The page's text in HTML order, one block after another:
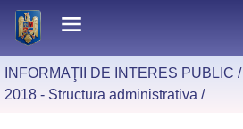
INFORMAŢII DE INTERES PUBLIC /
2018 - Structura administrativa /